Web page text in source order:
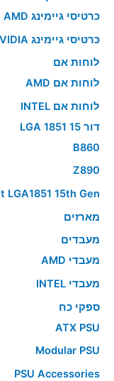
כרטיסי גיימינג AMD
כרטיסי גיימינג NVIDIA
לוחות אם
לוחות אם AMD
לוחות אם INTEL
דור 15 LGA 1851
B860
Z890
LGA1851 15th Gen
מארזים
מעבדים
מעבדי AMD
מעבדי INTEL
ספקי כח
ATX PSU
Modular PSU
PSU Accessories